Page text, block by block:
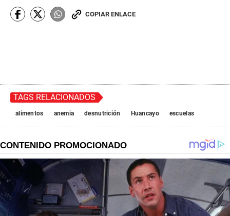
COPIAR ENLACE
TAGS RELACIONADOS
alimentos anemia desnutrición Huancayo escuelas